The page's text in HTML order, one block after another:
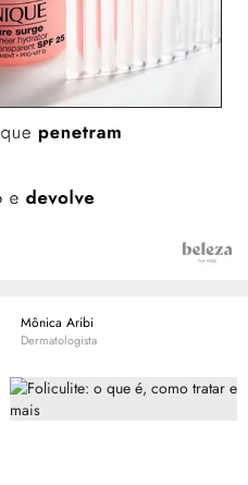
Mônica Aribi
Dermatologista